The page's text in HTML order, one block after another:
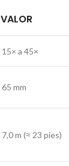
VALOR
15× a 45×
65 mm
7,0 m (≈ 23 pies)